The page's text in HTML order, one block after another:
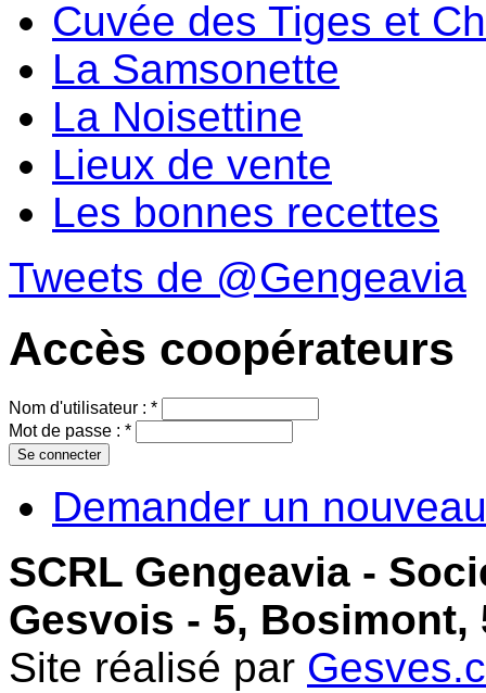
Cuvée des Tiges et
La Samsonette
La Noisettine
Lieux de vente
Les bonnes recettes
Tweets de @Gengeavia
Accès coopérateurs
Nom d'utilisateur : *
Mot de passe : *
Demander un
SCRL Gengeavia -
Gesvois - 5, Bosimont,
Site réalisé par